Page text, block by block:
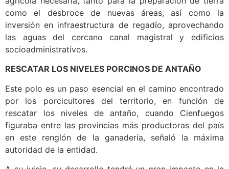
como el desbroce de nuevas áreas, así como la
inversión en infraestructura de regadío, aprovechando
las aguas del cercano canal magistral y edificios
socioadministrativos.
RESCATAR LOS NIVELES PORCINOS DE ANTAÑO
Este polo es un paso esencial en el camino encontrado
por los porcicultores del territorio, en función de
rescatar los niveles de antaño, cuando Cienfuegos
figuraba entre las provincias más productoras del país
en este renglón de la ganadería, señaló la máxima
autoridad de la entidad.